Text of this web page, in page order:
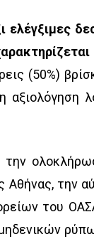
ελέγξιμες
(50%)
αξιολόγηση
την
του